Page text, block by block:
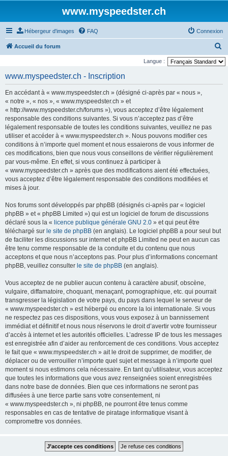
www.myspeedster.ch
Hébergeur d'images FAQ Connexion
Accueil du forum
e
Langue :
www.myspeedster.ch - Inscription
En accédant à « www.myspeedster.ch » (désigné ci-après par « nous »,
« notre », « nos », « www.myspeedster.ch » et
« http://www.myspeedster.ch/forums »), vous acceptez d’être légalement
responsable des conditions suivantes. Si vous n’acceptez pas d’être
légalement responsable de toutes les conditions suivantes, veuillez ne pas
utiliser et accéder à « www.myspeedster.ch ». Nous pouvons modifier ces
conditions à n’importe quel moment et nous essaierons de vous informer de
ces modifications, bien que nous vous conseillons de vérifier régulièrement
par vous-même. En effet, si vous continuez à participer à
« www.myspeedster.ch » après que des modifications aient été effectuées,
vous acceptez d’être légalement responsable des conditions modifiées et
mises à jour.
Nos forums sont développés par phpBB (désignés ci-après par « logiciel
phpBB » et « phpBB Limited ») qui est un logiciel de forum de discussions
déclaré sous la « licence publique générale GNU 2.0 » et qui peut être
téléchargé sur le site de phpBB (en anglais). Le logiciel phpBB a pour seul but
de faciliter les discussions sur internet et phpBB Limited ne peut en aucun cas
être tenu comme responsable de la conduite et du contenu que nous
acceptons et que nous n’acceptons pas. Pour plus d’informations concernant
phpBB, veuillez consulter le site de phpBB (en anglais).
Vous acceptez de ne publier aucun contenu à caractère abusif, obscène,
vulgaire, diffamatoire, choquant, menaçant, pornographique, etc. qui pourrait
transgresser la législation de votre pays, du pays dans lequel le serveur de
« www.myspeedster.ch » est hébergé ou encore la loi internationale. Si vous
ne respectez pas ces dispositions, vous vous exposez à un bannissement
immédiat et définitif et nous nous réservons le droit d’avertir votre fournisseur
d’accès à internet et les autorités officielles. L’adresse IP de tous les messages
est enregistrée afin d’aider au renforcement de ces conditions. Vous acceptez
le fait que « www.myspeedster.ch » ait le droit de supprimer, de modifier, de
déplacer ou de verrouiller n’importe quel sujet et message à n’importe quel
moment si nous estimons cela nécessaire. En tant qu’utilisateur, vous acceptez
que toutes les informations que vous avez renseignées soient enregistrées
dans notre base de données. Bien que ces informations ne seront pas
diffusées à une tierce partie sans votre consentement, ni
« www.myspeedster.ch », ni phpBB, ne pourront être tenus comme
responsables en cas de tentative de piratage informatique visant à
compromettre vos données.